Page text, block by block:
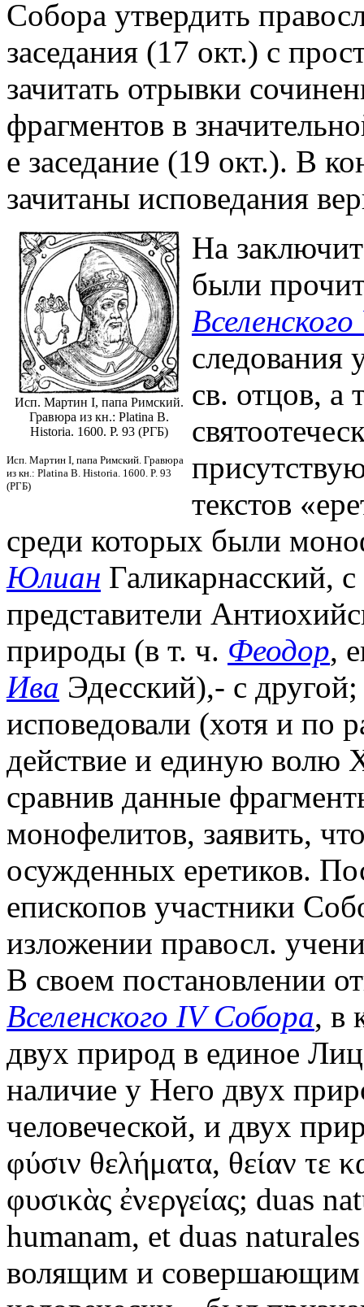
Собора утвердить
заседания (17 окт.) с
зачитать отрывки
фрагментов в
е заседание (19 окт.). В
зачитаны исповедания
Исп. Мартин I, папа Римский.
Гравюра из кн.: Platina B.
Historia. 1600. P. 93 (РГБ)
Исп. Мартин I, папа Римский. Гравюра
из кн.: Platina B. Historia. 1600. P. 93
(РГБ)
На
были
следования
св. отцов, а
текстов
среди которых были
Юлиан Галикарнасский,
представители
природы (в т. ч. Феодор,
Ива Эдесский),- с
исповедовали (хотя и по
действие и единую волю
сравнив данные
монофелитов, заявить,
осужденных еретиков.
епископов участники
изложении правосл.
В своем постановлении
Вселенского IV Собора, в
двух природ в единое
наличие у Него двух
человеческой, и двух
φύσιν θελήματα, θείαν τε
φυσικὰς ἐνεργείας; duas
humanam, et duas
волящим и совершающим